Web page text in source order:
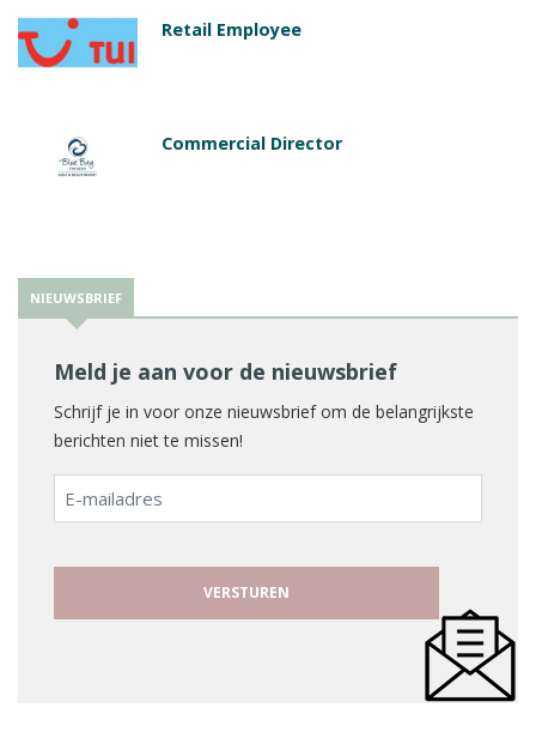
Retail Employee
Commercial Director
NIEUWSBRIEF
Meld je aan voor de nieuwsbrief
Schrijf je in voor onze nieuwsbrief om de belangrijkste
berichten niet te missen!
E-
mailadres